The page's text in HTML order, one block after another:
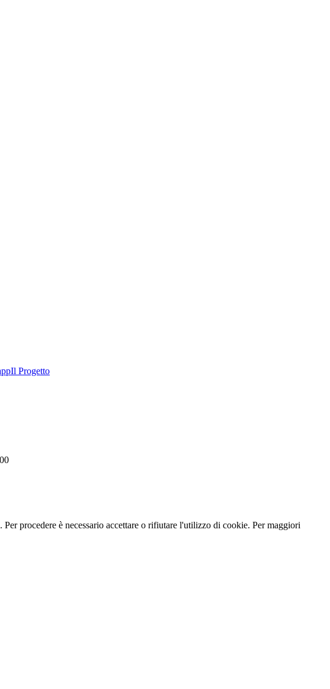
Il Progetto
procedere è necessario accettare o rifiutare l'utilizzo di cookie. Per maggiori